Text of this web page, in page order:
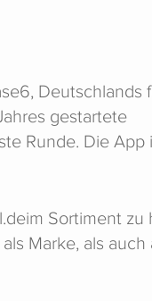
Deutschlands
gestartete
Runde. Die App
Sortiment zu
Marke, als auch